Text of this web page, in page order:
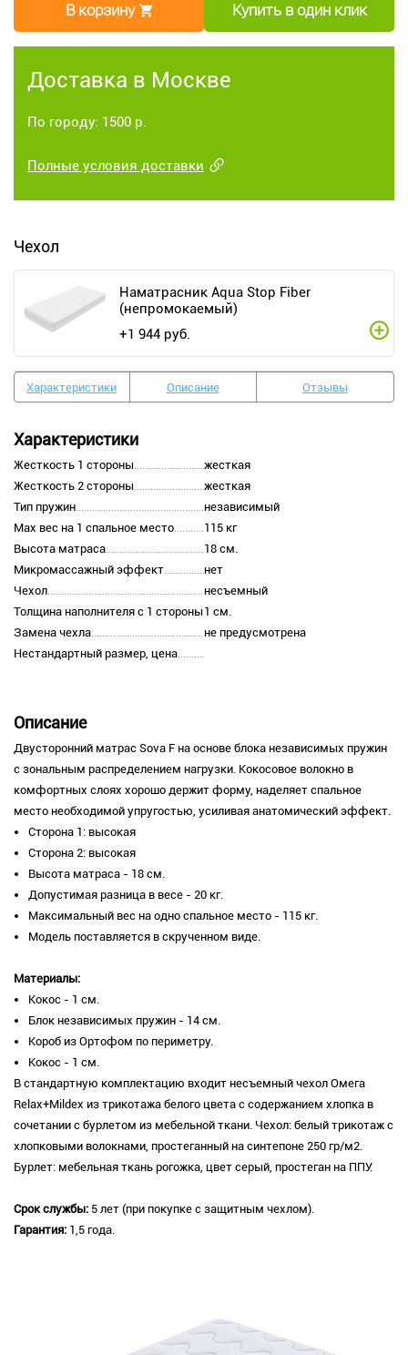
В корзину Купить в один клик
Доставка в Москве
По городу: 1500 р.
Полные условия доставки
Чехол
Наматрасник Aqua Stop Fiber
(непромокаемый)
+1 944 руб.
Характеристики Описание Отзывы
Характеристики
Жесткость 1 стороны
жесткая
Жесткость 2 стороны
жесткая
Тип пружин
независимый
Max вес на 1 спальное место
115 кг
Высота матраса
18 см.
Микромассажный эффект
нет
Чехол
несъемный
Толщина наполнителя с 1 стороны1 см.
Замена чехла
не предусмотрена
Нестандартный размер, цена
Описание
Двусторонний матрас Sova F на основе блока независимых пружин
с зональным распределением нагрузки. Кокосовое волокно в
комфортных слоях хорошо держит форму, наделяет спальное
место необходимой упругостью, усиливая анатомический эффект.
Сторона 1: высокая
Сторона 2: высокая
Высота матраса - 18 см.
Допустимая разница в весе - 20 кг.
Максимальный вес на одно спальное место - 115 кг.
Модель поставляется в скрученном виде.
Материалы:
Кокос - 1 см.
Блок независимых пружин - 14 см.
Короб из Ортофом по периметру.
Кокос - 1 см.
В стандартную комплектацию входит несъемный чехол Омега
Relax+Mildex из трикотажа белого цвета с содержанием хлопка в
сочетании с бурлетом из мебельной ткани. Чехол: белый трикотаж с
хлопковыми волокнами, простеганный на синтепоне 250 гр/м2.
Бурлет: мебельная ткань рогожка, цвет серый, простеган на ППУ.
Срок службы: 5 лет (при покупке с защитным чехлом).
Гарантия: 1,5 года.